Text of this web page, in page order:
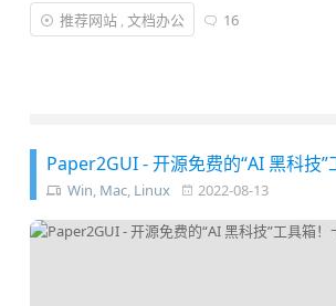
市面上较优秀的绘图软件有：ProcessOn
免费且开源的跨平台制图
推荐网站,文档办公 16
Paper2GUI - 开源免费的“AI 黑科技
Win, Mac, Linux 2022-08-13